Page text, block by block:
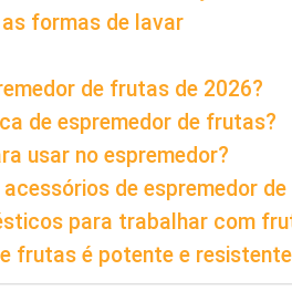
formas de lavar
de frutas de 2026?
de espremedor de frutas?
usar no espremedor?
acessórios de espremedor
para trabalhar com
frutas é potente e resistente